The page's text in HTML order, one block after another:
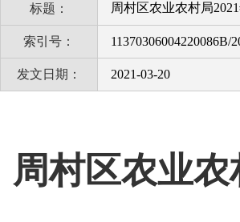
标题： 周村区农业农村局
索引号： 11370306004220086B/
发文日期： 2021-03-20
周村区农业